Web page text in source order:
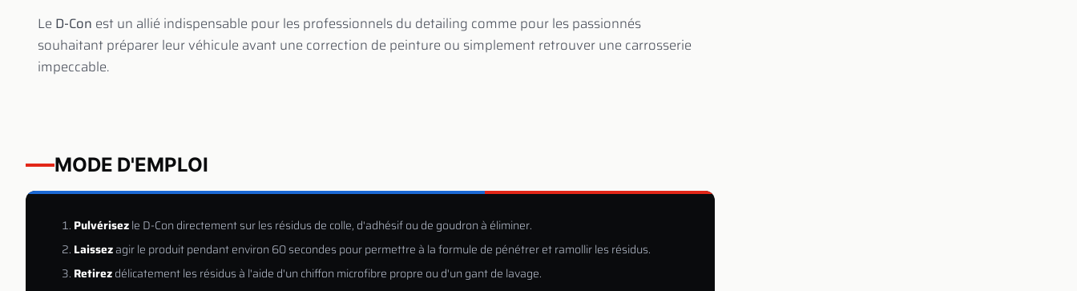
Le D-Con est un allié indispensable pour les professionnels du detailing comme pour les passionnés
souhaitant préparer leur véhicule avant une correction de peinture ou simplement retrouver une carrosserie
impeccable.
MODE D'EMPLOI
Pulvérisezle D-Con directement sur les résidus de colle, d'adhésif ou de goudron à éliminer.
Laissezagir le produit pendant environ 60 secondes pour permettre à la formule de pénétrer et ramollir les résidus.
Retirezdélicatement les résidus à l'aide d'un chiffon microfibre propre ou d'un gant de lavage.